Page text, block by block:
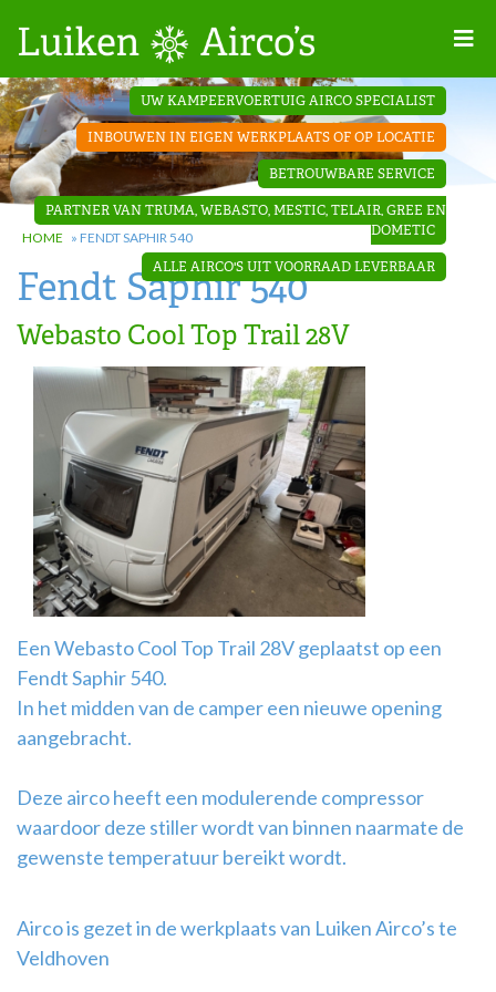
Projecten
Contact
Dakopbouw
airco’s
‘Onder de
bank’ airco’s
Comfort ‘
Airco
montage
UW KAMPEERVOERTUIG AIRCO SPECIALIST
INBOUWEN IN EIGEN WERKPLAATS OF OP LOCATIE
BETROUWBARE SERVICE
PARTNER VAN TRUMA, WEBASTO, MESTIC, TELAIR, GREE EN
DOMETIC
ALLE AIRCO'S UIT VOORRAAD LEVERBAAR
HOME » FENDT SAPHIR 540
Fendt Saphir 540
Webasto Cool Top Trail 28V
Een Webasto Cool Top Trail 28V geplaatst op een
Fendt Saphir 540.
In het midden van de camper een nieuwe opening
aangebracht.
Deze airco heeft een modulerende compressor
waardoor deze stiller wordt van binnen naarmate de
gewenste temperatuur bereikt wordt.
Airco is gezet in de werkplaats van Luiken Airco’s te
Veldhoven